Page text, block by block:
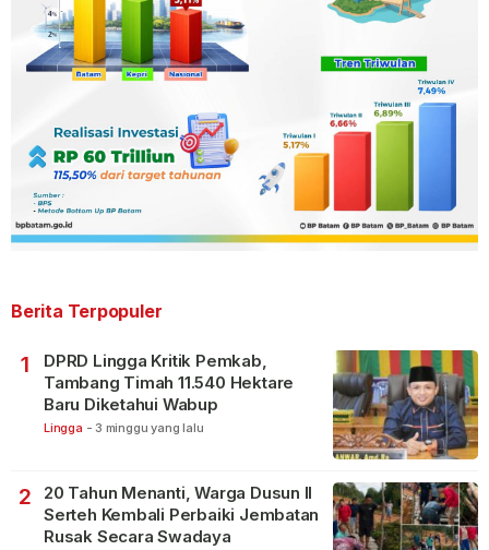
Berita Terpopuler
1
DPRD Lingga Kritik Pemkab,
Tambang Timah 11.540 Hektare
Baru Diketahui Wabup
Lingga - 3 minggu yang lalu
2
20 Tahun Menanti, Warga Dusun II
Serteh Kembali Perbaiki Jembatan
Rusak Secara Swadaya